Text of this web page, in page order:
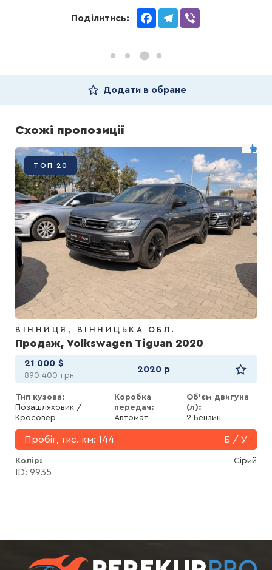
Поділитись: FacebookTelegram
Додати в обране
Схожі пропозиції
ТОП 20
ВІННИЦЯ ВІННИЦЬКА ОБЛ.
Продаж, Volkswagen Tiguan 2020
21 000 $
890 400 грн
2020 р
Тип кузова:
Позашляховик /
Кросовер
Коробка
передач:
Автомат
Об'єм двигуна
(л):
2 Бензин
Пробіг, тис. км: 144 Б / У
Колір Сірий
ID: 9935